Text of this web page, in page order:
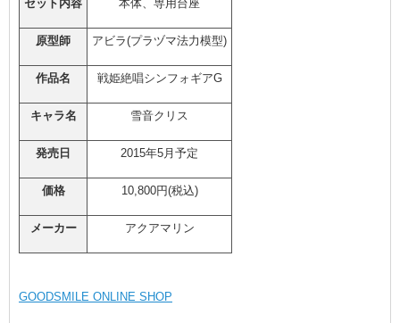
セット内容 本体、専用台座
原型師 アビラ(プラヅマ法力模型)
作品名 戦姫絶唱シンフォギアG
キャラ名 雪音クリス
発売日 2015年5月予定
価格 10,800円(税込)
メーカー アクアマリン
GOODSMILE ONLINE SHOP